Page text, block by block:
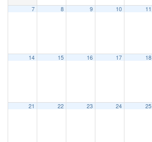
7 8 9 10 11
14 15 16 17 18
21 22 23 24 25